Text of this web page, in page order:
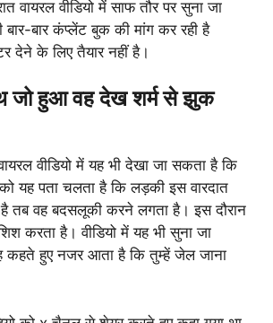
वायरल वीडियो में साफ तौर पर सुना जा
बार कंप्लेंट बुक की मांग कर रही है
देने के लिए तैयार नहीं है।
जो हुआ वह देख शर्म से झुक
वीडियो में यह भी देखा जा सकता है कि
यह पता चलता है कि लड़की इस वारदात
है तब वह बदसलूकी करने लगता है। इस दौरान
करता है। वीडियो में यह भी सुना जा
कहते हुए नजर आता है कि तुम्हें जेल जाना